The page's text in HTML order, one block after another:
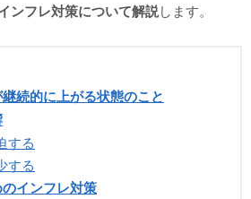
ンフレ対策について解説します。
続的に上がる状態のこと
する
する
インフレ対策